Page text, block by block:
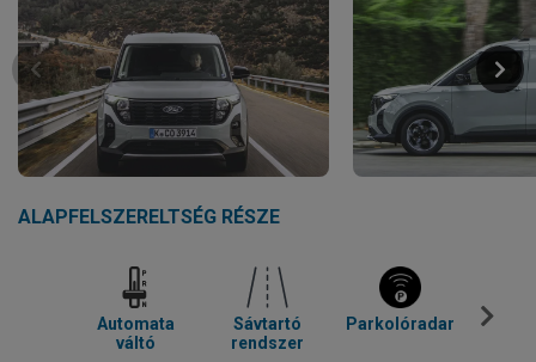
ALAPFELSZERELTSÉG RÉSZE
Automata
váltó
Sávtartó
rendszer
Parkolóradar